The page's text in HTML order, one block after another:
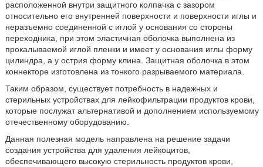
расположенной внутри защитного колпачка с зазором
относительно его внутренней поверхности и поверхности иглы и
неразъемно соединенной с иглой у основания со стороны
переходника, при этом эластичная оболочка выполнена из
прокалываемой иглой пленки и имеет у основания иглы форму
цилиндра, а у острия форму клина. Защитная оболочка в этом
коннекторе изготовлена из тонкого разрываемого материала.
Таким образом, существует потребность в надежных и
стерильных устройствах для лейкофильтрации продуктов крови,
которые послужат альтернативой и дополнением используемому
отечественному оборудованию.
Данная полезная модель направлена на решение задачи
создания устройства для удаления лейкоцитов,
обеспечивающего высокую стерильность продуктов крови,